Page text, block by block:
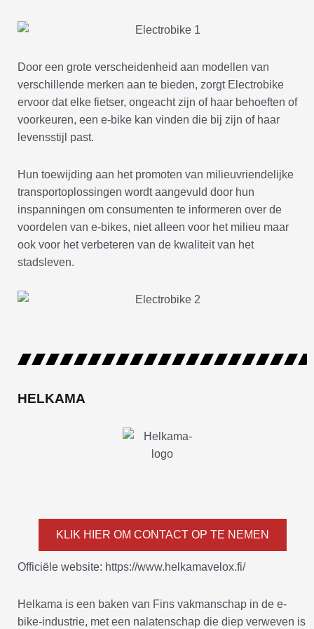
Door een grote verscheidenheid aan modellen van
verschillende merken aan te bieden, zorgt Electrobike
ervoor dat elke fietser, ongeacht zijn of haar behoeften of
voorkeuren, een e-bike kan vinden die bij zijn of haar
levensstijl past.
Hun toewijding aan het promoten van milieuvriendelijke
transportoplossingen wordt aangevuld door hun
inspanningen om consumenten te informeren over de
voordelen van e-bikes, niet alleen voor het milieu maar
ook voor het verbeteren van de kwaliteit van het
stadsleven.
HELKAMA
KLIK HIER OM CONTACT OP TE NEMEN
Officiële website: https://www.helkamavelox.fi/
Helkama is een baken van Fins vakmanschap in de e-
bike-industrie, met een nalatenschap die diep verweven is